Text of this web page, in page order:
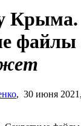
Крыма.
, 30 июня